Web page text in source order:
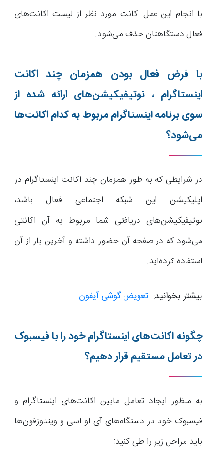
با انجام این عمل اکانت مورد نظر از لیست اکانت‌های
فعال دستگاهتان حذف می‌شود.
با فرض فعال بودن همزمان چند اکانت
اینستاگرام ، نوتیفیکیشن‌های ارائه شده از
سوی برنامه اینستاگرام مربوط به کدام اکانت‌ها
می‌شود؟
در شرایطی که به طور همزمان چند اکانت اینستاگرام در
اپلیکیشن این شبکه اجتماعی فعال باشد،
نوتیفیکیشن‌های دریافتی شما مربوط به آن اکانتی
می‌شود که در صفحه آن حضور داشته و آخرین بار از آن
استفاده کرده‌اید.
بیشتر بخوانید: تعویض گوشی آیفون
چگونه اکانت‌های اینستاگرام خود را با فیسبوک
در تعامل مستقیم قرار دهیم؟
به منظور ایجاد تعامل مابین اکانت‌های اینستاگرام و
فیسبوک خود در دستگاه‌های آی او اسی و ویندوزفون‌ها
باید مراحل زیر را طی کنید: